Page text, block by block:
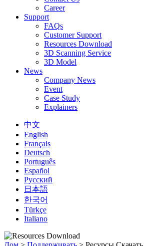
Career
Support
FAQs
Customer Support
Resources Download
3D Scanning Service
3D Model
News
Company News
Event
Case Study
Explainers
中文
English
Français
Deutsch
Português
Español
Русский
日本語
한국어
Türkçe
Italiano